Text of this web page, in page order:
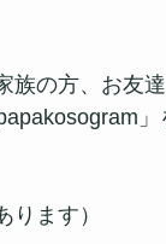
族の方、お友
」
ます）